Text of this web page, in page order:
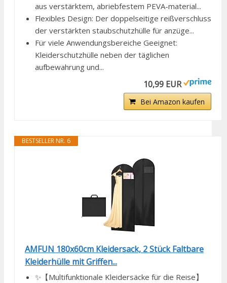
aus verstärktem, abriebfestem PEVA-material...
Flexibles Design: Der doppelseitige reißverschluss
der verstärkten staubschutzhülle für anzüge...
Für viele Anwendungsbereiche Geeignet:
Kleiderschutzhülle neben der täglichen
aufbewahrung und...
10,99 EUR
Bei Amazon kaufen
BESTSELLER NR. 6
AMFUN 180x60cm Kleidersack, 2 Stück Faltbare
Kleiderhülle mit Griffen...
✨【Multifunktionale Kleidersäcke für die Reise】